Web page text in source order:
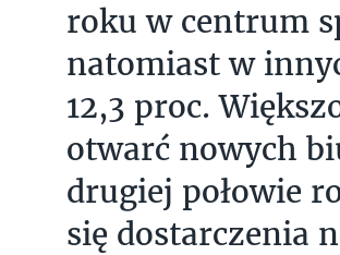
roku w centrum
natomiast w
12,3 proc.
otwarć nowych
drugiej połowie
się dostarczenia